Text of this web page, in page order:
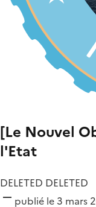
[Le Nouvel
l'Etat
DELETED DELETED
publié le 3 mars